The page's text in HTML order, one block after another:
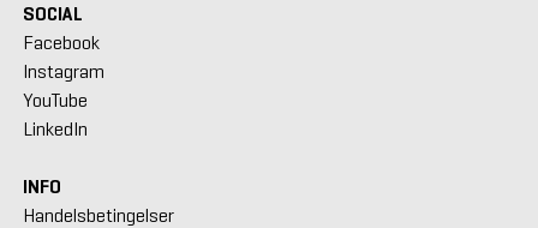
SOCIAL
Facebook
Instagram
YouTube
LinkedIn
INFO
Handelsbetingelser